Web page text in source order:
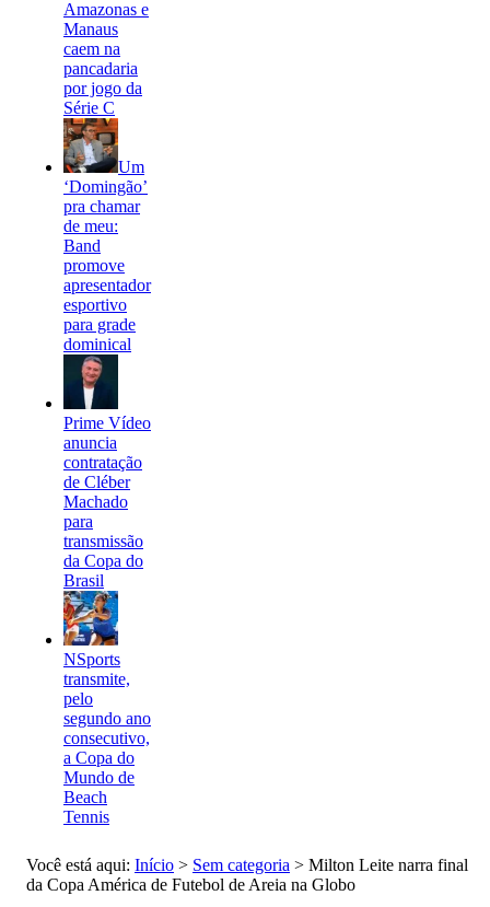
Amazonas e
Manaus
caem na
pancadaria
por jogo da
Série C
Um
‘Domingão’
pra chamar
de meu:
Band
promove
apresentador
esportivo
para grade
dominical
Prime Vídeo
anuncia
contratação
de Cléber
Machado
para
transmissão
da Copa do
Brasil
NSports
transmite,
pelo
segundo ano
consecutivo,
a Copa do
Mundo de
Beach
Tennis
Você está aqui: Início > Sem categoria > Milton Leite narra final
da Copa América de Futebol de Areia na Globo